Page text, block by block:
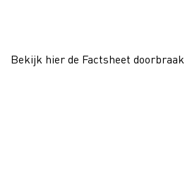
Bekijk hier de Factsheet